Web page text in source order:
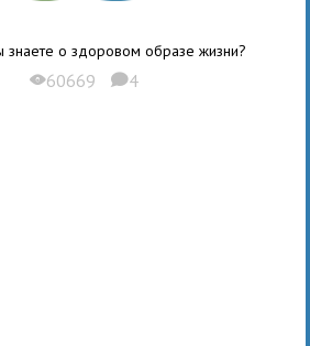
знаете о здоровом образе жизни?
X60669 K4